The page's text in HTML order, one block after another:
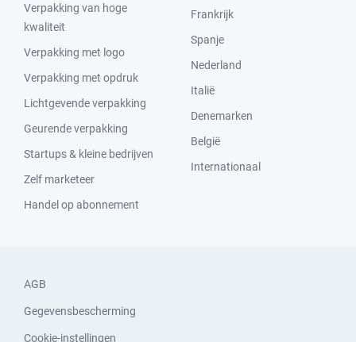
Verpakking van hoge
kwaliteit
Verpakking met logo
Verpakking met opdruk
Lichtgevende verpakking
Geurende verpakking
Startups & kleine bedrijven
Zelf marketeer
Handel op abonnement
Frankrijk
Spanje
Nederland
Italië
Denemarken
België
Internationaal
AGB
Gegevensbescherming
Cookie-instellingen